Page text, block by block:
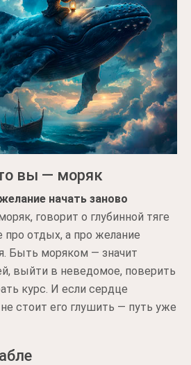
вы — моряк
начать заново
говорит о глубинной тяге
отдых, а про желание
Быть моряком — значит
выйти в неведомое, поверить
курс. И если сердце
стоит его глушить — путь уже